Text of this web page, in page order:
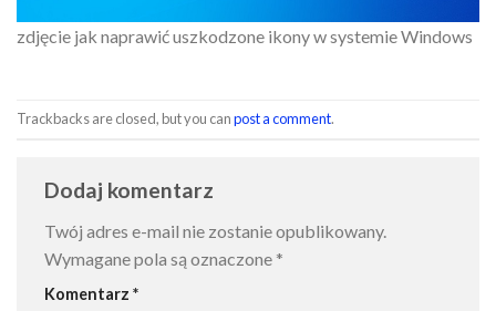
zdjęcie jak naprawić uszkodzone ikony w systemie Windows
Trackbacks are closed, but you canpost a comment.
Dodaj komentarz
Twój adres e-mail nie zostanie opublikowany.
Wymagane pola są oznaczone *
Komentarz *